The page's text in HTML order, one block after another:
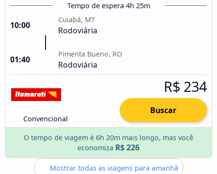
Tempo de espera 4h 25m
10:00
Cuiabá, MT
Rodoviária
01:40
Pimenta Bueno, RO
Rodoviária
Convencional
R$ 234
Buscar
O tempo de viagem é 6h 20m mais longo, mas você
economiza R$ 226
Mostrar todas as viagens para amanhã